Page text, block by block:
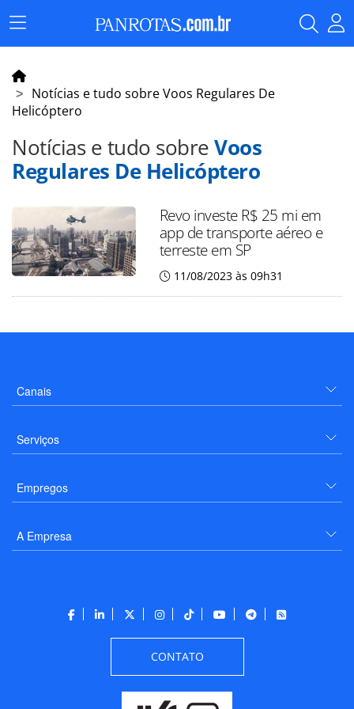
Menu
Principal
Notícias e tudo sobre Voos Regulares De
Helicóptero
Notícias e tudo sobreVoos
Regulares De Helicóptero
Revo investe R$ 25 mi em
app de transporte aéreo e
terreste em SP
11/08/2023 às 09h31
Canais
Serviços
Empregos
A Empresa
CONTATO